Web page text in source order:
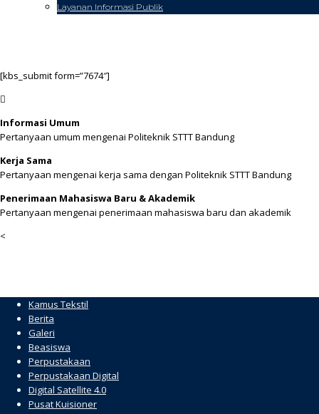
Layanan Informasi Publik
[kbs_submit form=”7674″]
Informasi Umum
Pertanyaan umum mengenai Politeknik STTT Bandung
Kerja Sama
Pertanyaan mengenai kerja sama dengan Politeknik STTT Bandung
Penerimaan Mahasiswa Baru & Akademik
Pertanyaan mengenai penerimaan mahasiswa baru dan akademik
<
Kamus Tekstil
Berita
Galeri
Beasiswa
Perpustakaan
Perpustakaan Digital
Digital Satellite 4.0
Pusat Kuisioner